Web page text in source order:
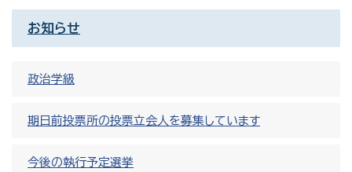
お知らせ
政治学級
期日前投票所の投票立会人を募集しています
今後の執行予定選挙